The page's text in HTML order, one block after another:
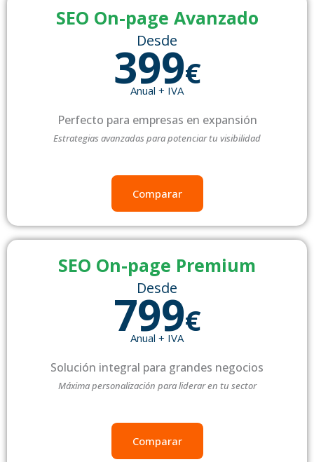
SEO On-page Avanzado
Desde
399€
Anual + IVA
Perfecto para empresas en expansión
Estrategias avanzadas para potenciar tu visibilidad
Comparar
SEO On-page Premium
Desde
799€
Anual + IVA
Solución integral para grandes negocios
Máxima personalización para liderar en tu sector
Comparar